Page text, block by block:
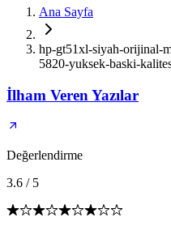
Ana Sayfa
hp-gt51xl-siyah-orijinal-
5820-yuksek-baski-
İlham Veren Yazılar
Değerlendirme
3.6 / 5